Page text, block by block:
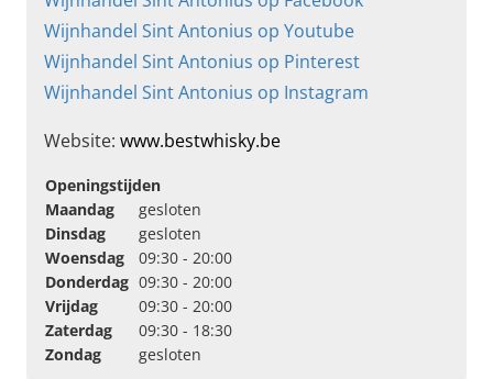
Wijnhandel Sint Antonius op Youtube
Wijnhandel Sint Antonius op Pinterest
Wijnhandel Sint Antonius op Instagram
Website: www.bestwhisky.be
Openingstijden
Maandag
gesloten
Dinsdag
gesloten
Woensdag
09:30 - 20:00
Donderdag 09:30 - 20:00
Vrijdag
09:30 - 20:00
Zaterdag
09:30 - 18:30
Zondag
gesloten